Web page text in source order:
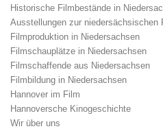
Historische Filmbestände in
Ausstellungen zur niedersächsischen
Filmproduktion in Niedersachsen
Filmschauplätze in Niedersachsen
Filmschaffende aus Niedersachsen
Filmbildung in Niedersachsen
Hannover im Film
Hannoversche Kinogeschichte
Wir über uns